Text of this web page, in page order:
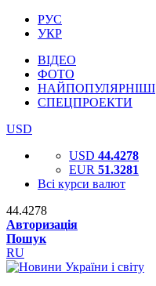
РУС
УКР
ВІДЕО
ФОТО
НАЙПОПУЛЯРНІШІ
СПЕЦПРОЕКТИ
USD
USD 44.4278
EUR 51.3281
Всі курси валют
44.4278
Авторизація
Пошук
RU